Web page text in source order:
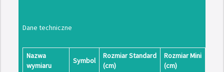
Dane techniczne
Nazwa
wymiaru
Symbol
Rozmiar Standard
(cm)
Rozmiar Mini
(cm)